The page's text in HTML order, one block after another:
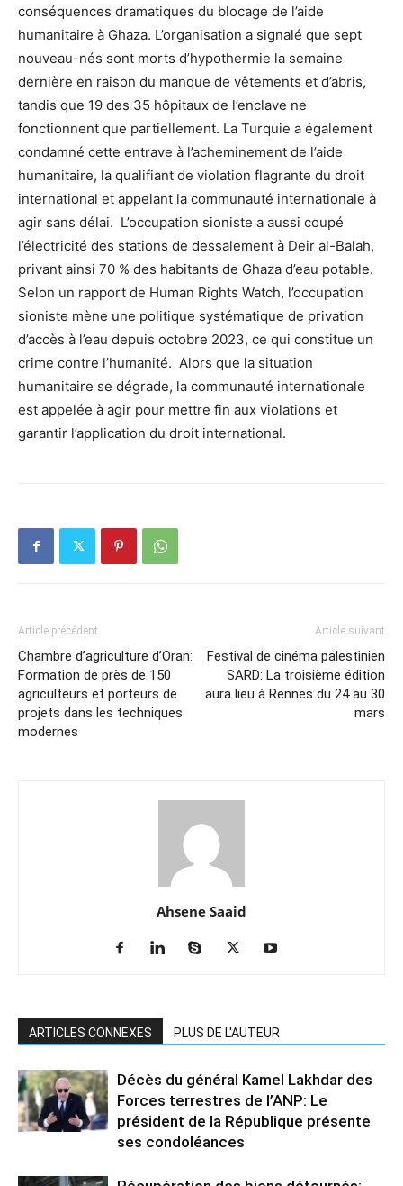
conséquences dramatiques du blocage de l’aide
humanitaire à Ghaza. L’organisation a signalé que sept
nouveau-nés sont morts d’hypothermie la semaine
dernière en raison du manque de vêtements et d’abris,
tandis que 19 des 35 hôpitaux de l’enclave ne
fonctionnent que partiellement. La Turquie a également
condamné cette entrave à l’acheminement de l’aide
humanitaire, la qualifiant de violation flagrante du droit
international et appelant la communauté internationale à
agir sans délai. L’occupation sioniste a aussi coupé
l’électricité des stations de dessalement à Deir al-Balah,
privant ainsi 70 % des habitants de Ghaza d’eau potable.
Selon un rapport de Human Rights Watch, l’occupation
sioniste mène une politique systématique de privation
d’accès à l’eau depuis octobre 2023, ce qui constitue un
crime contre l’humanité. Alors que la situation
humanitaire se dégrade, la communauté internationale
est appelée à agir pour mettre fin aux violations et
garantir l’application du droit international.
Article précédent
Chambre d’agriculture d’Oran:
Formation de près de 150
agriculteurs et porteurs de
projets dans les techniques
modernes
Article suivant
Festival de cinéma palestinien
SARD: La troisième édition
aura lieu à Rennes du 24 au 30
mars
Ahsene Saaid
ARTICLES CONNEXES PLUS DE L'AUTEUR
Décès du général Kamel Lakhdar des
Forces terrestres de l’ANP: Le
président de la République présente
ses condoléances